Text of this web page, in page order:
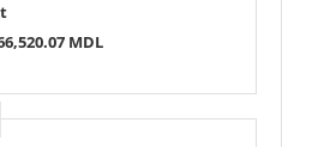
MDL